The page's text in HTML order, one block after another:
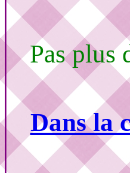
Pas plus
Dans la